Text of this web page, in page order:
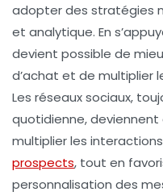
adopter des stratégies
et analytique. En
devient possible de
d’achat et de multiplier
Les réseaux sociaux,
quotidienne, deviennent
multiplier les
prospects, tout en
personnalisation des